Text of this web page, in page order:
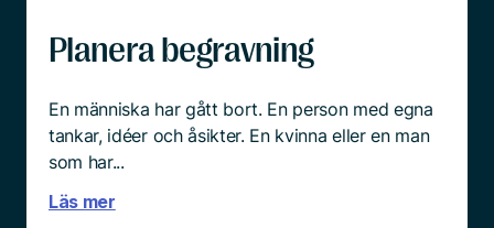
Planera begravning
En människa har gått bort. En person med egna
tankar, idéer och åsikter. En kvinna eller en man
som har...
Läs mer